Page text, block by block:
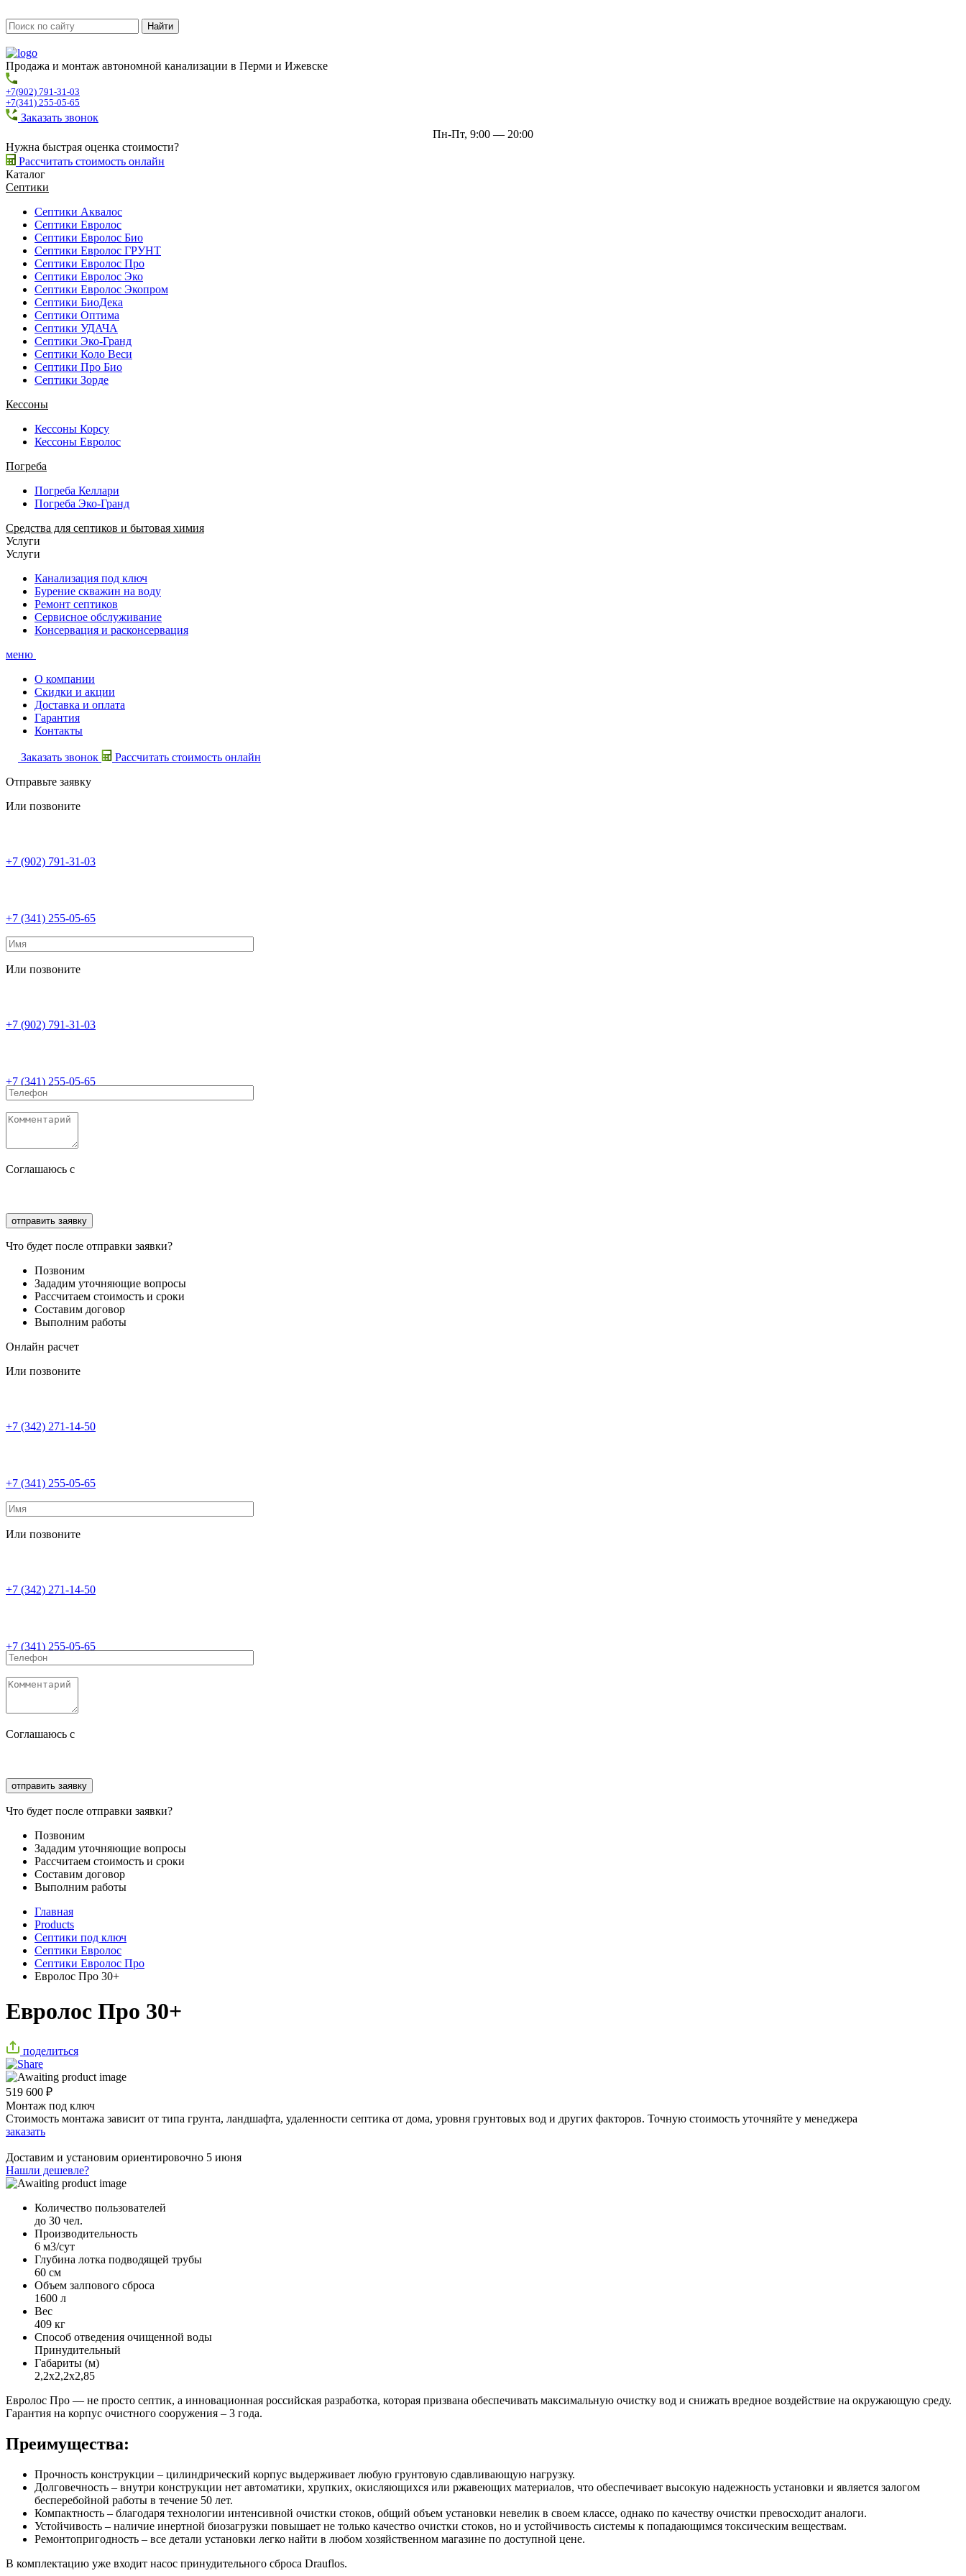
Продажа и монтаж автономной канализации в Перми и Ижевске
+7(902) 791-31-03
+7(341) 255-05-65
Заказать звонок
Пн-Пт, 9:00 — 20:00
Нужна быстрая оценка стоимости?
Рассчитать стоимость онлайн
Каталог
Септики
Септики Аквалос
Септики Евролос
Септики Евролос Био
Септики Евролос ГРУНТ
Септики Евролос Про
Септики Евролос Эко
Септики Евролос Экопром
Септики БиоДека
Септики Оптима
Септики УДАЧА
Септики Эко-Гранд
Септики Коло Веси
Септики Про Био
Септики Зорде
Кессоны
Кессоны Корсу
Кессоны Евролос
Погреба
Погреба Келлари
Погреба Эко-Гранд
Средства для септиков и бытовая химия
Услуги
Услуги
Канализация под ключ
Бурение скважин на воду
Ремонт септиков
Сервисное обслуживание
Консервация и расконсервация
меню
О компании
Скидки и акции
Доставка и оплата
Гарантия
Контакты
Заказать звонок
Рассчитать стоимость онлайн
Отправьте заявку
Или позвоните
+7 (902) 791-31-03
+7 (341) 255-05-65
Или позвоните
+7 (902) 791-31-03
+7 (341) 255-05-65
Соглашаюсь с
Что будет после отправки заявки?
Позвоним
Зададим уточняющие вопросы
Рассчитаем стоимость и сроки
Составим договор
Выполним работы
Онлайн расчет
Или позвоните
+7 (342) 271-14-50
+7 (341) 255-05-65
Или позвоните
+7 (342) 271-14-50
+7 (341) 255-05-65
Соглашаюсь с
Что будет после отправки заявки?
Позвоним
Зададим уточняющие вопросы
Рассчитаем стоимость и сроки
Составим договор
Выполним работы
Главная
Products
Септики под ключ
Септики Евролос
Септики Евролос Про
Евролос Про 30+
Евролос Про 30+
поделиться
519 600 ₽
Монтаж под ключ
Стоимость монтажа зависит от типа грунта, ландшафта, удаленности септика от дома, уровня грунтовых вод и других факторов. Точную стоимость уточняйте у менеджера
заказать
Доставим и установим ориентировочно 5 июня
Нашли дешевле?
Количество пользователей
до 30 чел.
Производительность
6 м3/сут
Глубина лотка подводящей трубы
60 см
Объем залпового сброса
1600 л
Вес
409 кг
Способ отведения очищенной воды
Принудительный
Габариты (м)
2,2х2,2х2,85
Евролос Про — не просто септик, а инновационная российская разработка, которая призвана обеспечивать максимальную очистку вод и снижать вредное воздействие на окружающую среду.
Гарантия на корпус очистного сооружения – 3 года.
Преимущества:
Прочность конструкции – цилиндрический корпус выдерживает любую грунтовую сдавливающую нагрузку.
Долговечность – внутри конструкции нет автоматики, хрупких, окисляющихся или ржавеющих материалов, что обеспечивает высокую надежность установки и является залогом
бесперебойной работы в течение 50 лет.
Компактность – благодаря технологии интенсивной очистки стоков, общий объем установки невелик в своем классе, однако по качеству очистки превосходит аналоги.
Устойчивость – наличие инертной биозагрузки повышает не только качество очистки стоков, но и устойчивость системы к попадающимся токсическим веществам.
Ремонтопригодность – все детали установки легко найти в любом хозяйственном магазине по доступной цене.
В комплектацию уже входит насос принудительного сброса Drauflos.